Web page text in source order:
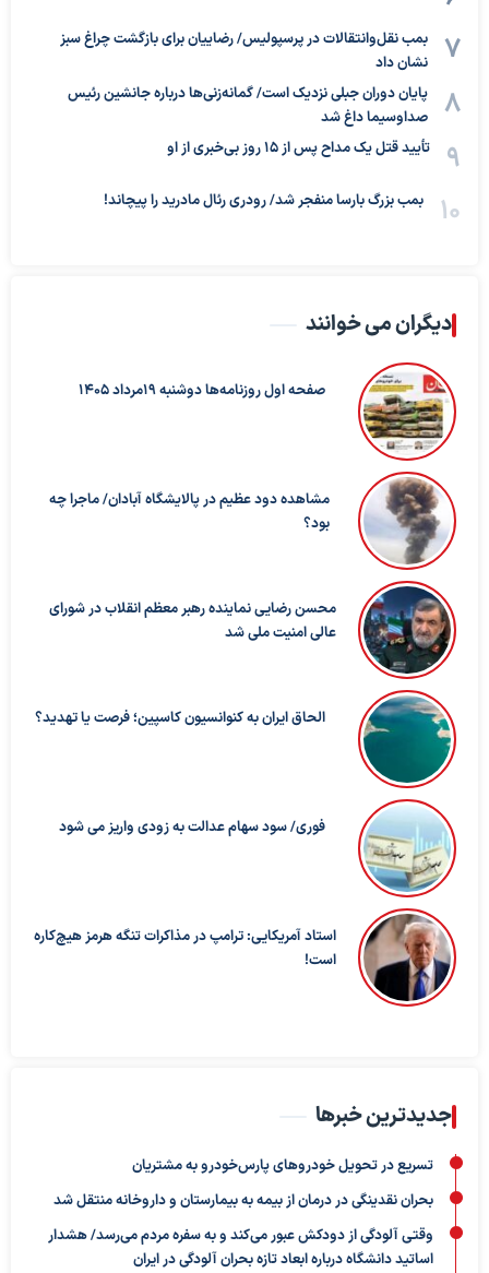
بمب نقل‌وانتقالات در پرسپولیس/ رضاییان برای بازگشت چراغ سبز
نشان داد
پایان دوران جبلی نزدیک است/ گمانه‌زنی‌ها درباره جانشین رئیس
صداوسیما داغ شد
تأیید قتل یک مداح پس از ۱۵ روز بی‌خبری از او
بمب بزرگ بارسا منفجر شد/ رودری رئال مادرید را پیچاند!
دیگران می خوانند
صفحه اول روزنامه‌ها دوشنبه 19مرداد 1405
مشاهده دود عظیم در پالایشگاه آبادان/ ماجرا چه
بود؟
محسن رضایی نماینده رهبر معظم انقلاب در شورای
عالی امنیت ملی شد
الحاق ایران به کنوانسیون کاسپین؛ فرصت یا تهدید؟
فوری/ سود سهام عدالت به زودی واریز می شود
استاد آمریکایی: ترامپ در مذاکرات تنگه هرمز هیچ‌کاره
است!
جدیدترین خبرها
تسریع در تحویل خودروهای پارس‌خودرو به مشتریان
بحران نقدینگی در درمان از بیمه به بیمارستان و داروخانه منتقل شد
وقتی آلودگی از دودکش عبور می‌کند و به سفره مردم می‌رسد/ هشدار
اساتید دانشگاه درباره ابعاد تازه بحران آلودگی در ایران